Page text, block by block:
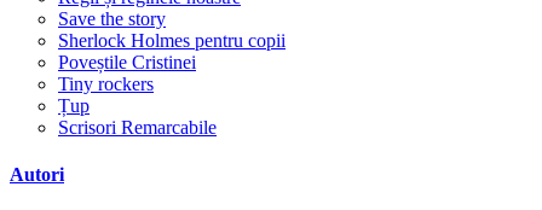
Save the story
Sherlock Holmes pentru copii
Poveștile Cristinei
Tiny rockers
Țup
Scrisori Remarcabile
Autori